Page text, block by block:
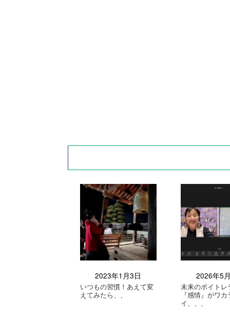
2023年1月3日
いつもの習慣！あえて変
えてみたら、、
2026年5
未来のボイトレ
『感情』がワ
イ、、、